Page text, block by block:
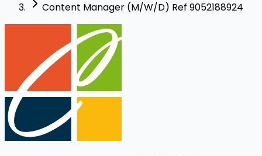
Content Manager (M/W/D) Ref 9052188924